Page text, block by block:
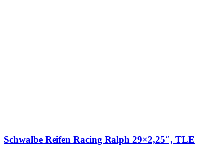
Schwalbe Reifen Racing Ralph 29×2,25″, TLE